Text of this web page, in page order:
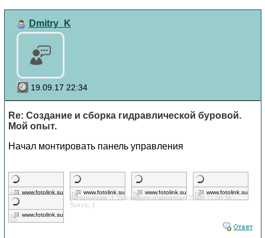
Dmitry_K
19.09.17 22:34
Re: Создание и сборка гидравлической буровой.
Мой опыт.
Начал монтировать панель управления
www.fotolink.su www.fotolink.su www.fotolink.su www.fotolink.su
www.fotolink.su
[ Изменения: 1. Последнее изменение: 20.09.17 08:38 -
Svirvic. ]